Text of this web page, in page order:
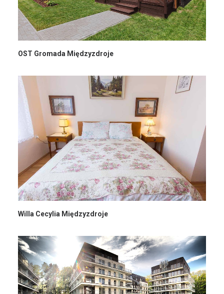
OST Gromada Międzyzdroje
Willa Cecylia Międzyzdroje